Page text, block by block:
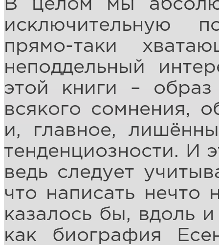
В целом мы
исключительную
прямо-таки
неподдельный
этой книги –
всякого сомнения,
и, главное,
тенденциозности. И
ведь следует
что написать нечто
казалось бы, вдоль
как биография